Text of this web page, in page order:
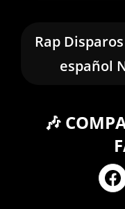
Rap
español
🎶